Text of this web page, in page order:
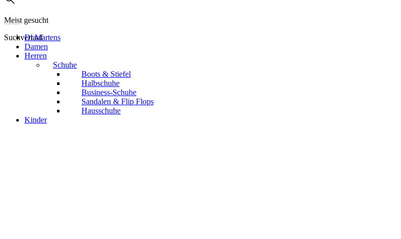
Meist gesucht
SuchverlaufDr.Martens
Damen
Herren
Schuhe
Boots & Stiefel
Halbschuhe
Business-Schuhe
Sandalen & Flip Flops
Hausschuhe
Kinder